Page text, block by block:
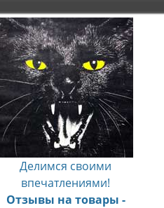
Делимся своими
впечатлениями!
Отзывы на товары -